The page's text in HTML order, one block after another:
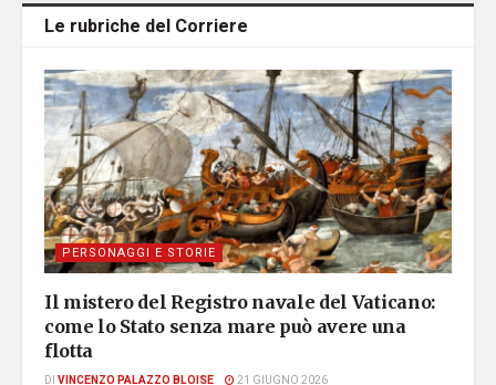
Le rubriche del Corriere
PERSONAGGI E STORIE
Il mistero del Registro navale del Vaticano:
come lo Stato senza mare può avere una
flotta
DI VINCENZO PALAZZO BLOISE 21 GIUGNO 2026